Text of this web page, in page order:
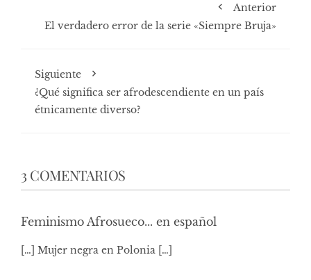
Anterior
El verdadero error de la serie «Siempre Bruja»
Siguiente
¿Qué significa ser afrodescendiente en un país
étnicamente diverso?
3 COMENTARIOS
Feminismo Afrosueco... en español
[…] Mujer negra en Polonia […]